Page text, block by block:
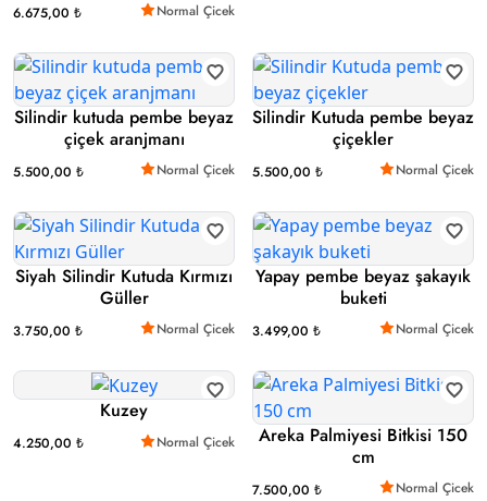
6.675,00 ₺ Normal Çicek
Silindir kutuda pembe beyaz
çiçek aranjmanı
5.500,00 ₺ Normal Çicek
Silindir Kutuda pembe beyaz
çiçekler
5.500,00 ₺ Normal Çicek
Siyah Silindir Kutuda Kırmızı
Güller
3.750,00 ₺ Normal Çicek
Yapay pembe beyaz şakayık
buketi
3.499,00 ₺ Normal Çicek
Kuzey
4.250,00 ₺ Normal Çicek
Areka Palmiyesi Bitkisi 150
cm
7.500,00 ₺ Normal Çicek